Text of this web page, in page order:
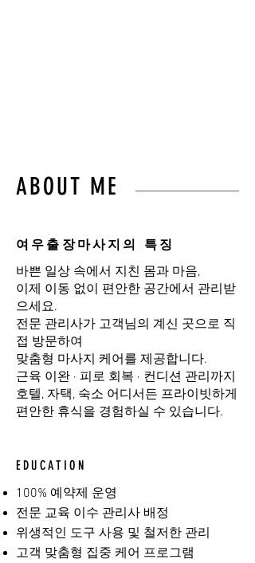
ABOUT ME
여우출장마사지의 특징
바쁜 일상 속에서 지친 몸과 마음,
이제 이동 없이 편안한 공간에서 관리받
으세요.
전문 관리사가 고객님의 계신 곳으로 직
접 방문하여
맞춤형 마사지 케어를 제공합니다.
근육 이완 · 피로 회복 · 컨디션 관리까지
호텔, 자택, 숙소 어디서든 프라이빗하게
편안한 휴식을 경험하실 수 있습니다.
EDUCATION
100% 예약제 운영
전문 교육 이수 관리사 배정
위생적인 도구 사용 및 철저한 관리
고객 맞춤형 집중 케어 프로그램